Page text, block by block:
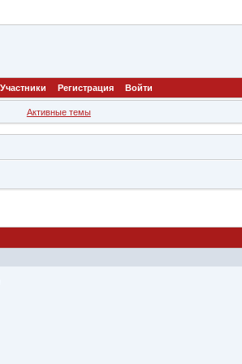
Участники Регистрация Войти
Активные темы